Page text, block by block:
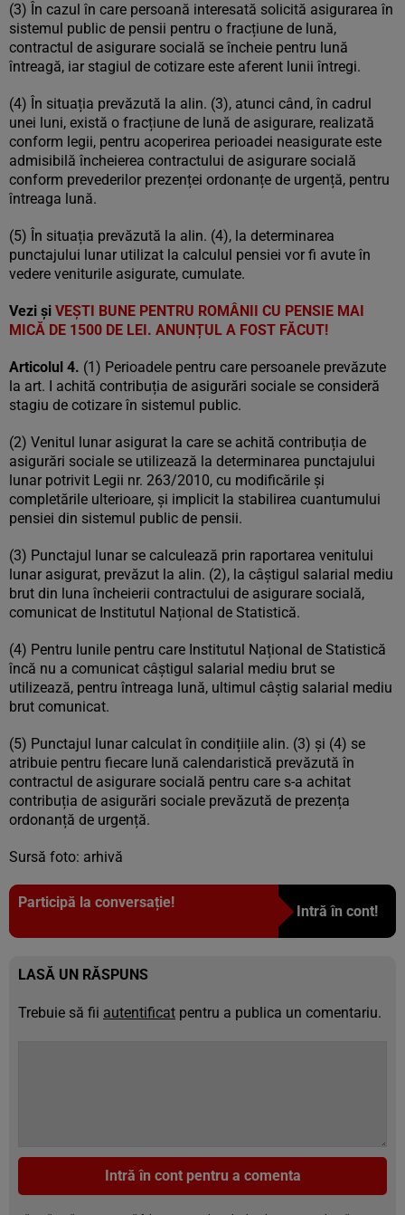
(3) În cazul în care persoană interesată solicită asigurarea în
sistemul public de pensii pentru o fracțiune de lună,
contractul de asigurare socială se încheie pentru lună
întreagă, iar stagiul de cotizare este aferent lunii întregi.
(4) În situația prevăzută la alin. (3), atunci când, în cadrul
unei luni, există o fracțiune de lună de asigurare, realizată
conform legii, pentru acoperirea perioadei neasigurate este
admisibilă încheierea contractului de asigurare socială
conform prevederilor prezenței ordonanțe de urgență, pentru
întreaga lună.
(5) În situația prevăzută la alin. (4), la determinarea
punctajului lunar utilizat la calculul pensiei vor fi avute în
vedere veniturile asigurate, cumulate.
Vezi și VEȘTI BUNE PENTRU ROMÂNII CU PENSIE MAI
MICĂ DE 1500 DE LEI. ANUNȚUL A FOST FĂCUT!
Articolul 4. (1) Perioadele pentru care persoanele prevăzute
la art. I achită contribuția de asigurări sociale se consideră
stagiu de cotizare în sistemul public.
(2) Venitul lunar asigurat la care se achită contribuția de
asigurări sociale se utilizează la determinarea punctajului
lunar potrivit Legii nr. 263/2010, cu modificările și
completările ulterioare, și implicit la stabilirea cuantumului
pensiei din sistemul public de pensii.
(3) Punctajul lunar se calculează prin raportarea venitului
lunar asigurat, prevăzut la alin. (2), la câștigul salarial mediu
brut din luna încheierii contractului de asigurare socială,
comunicat de Institutul Național de Statistică.
(4) Pentru lunile pentru care Institutul Național de Statistică
încă nu a comunicat câștigul salarial mediu brut se
utilizează, pentru întreaga lună, ultimul câștig salarial mediu
brut comunicat.
(5) Punctajul lunar calculat în condițiile alin. (3) și (4) se
atribuie pentru fiecare lună calendaristică prevăzută în
contractul de asigurare socială pentru care s-a achitat
contribuția de asigurări sociale prevăzută de prezența
ordonanță de urgență.
Sursă foto: arhivă
Participă la conversație!
Intră în cont!
LASĂ UN RĂSPUNS
Trebuie să fii autentificat pentru a publica un comentariu.
Intră în cont pentru a comenta